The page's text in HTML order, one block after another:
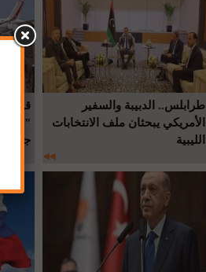
طرابلس.. الدبيبة والسفير
الأمريكي يبحثان ملف الانتخابات
الليبية
قيس
"قمة
جديد"